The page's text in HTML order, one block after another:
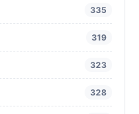
335
319
323
328